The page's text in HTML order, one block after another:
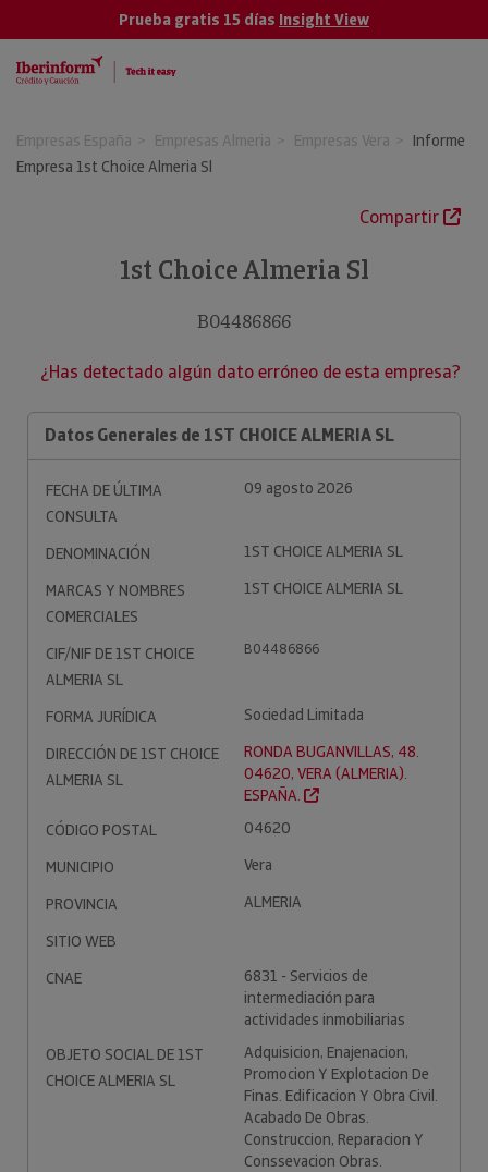
Prueba gratis 15 días Insight View
Empresas España Empresas Almeria Empresas Vera
Informe
Empresa 1st Choice Almeria Sl
Compartir
1st Choice Almeria Sl
B04486866
¿Has detectado algún dato erróneo de esta empresa?
Datos Generales de 1ST CHOICE ALMERIA SL
FECHA DE ÚLTIMA
CONSULTA
09 agosto 2026
DENOMINACIÓN
1ST CHOICE ALMERIA SL
MARCAS Y NOMBRES
COMERCIALES
1ST CHOICE ALMERIA SL
CIF/NIF DE 1ST CHOICE
ALMERIA SL
B04486866
FORMA JURÍDICA
Sociedad Limitada
DIRECCIÓN DE 1ST CHOICE
ALMERIA SL
RONDA BUGANVILLAS, 48.
04620, VERA (ALMERIA).
ESPAÑA.
CÓDIGO POSTAL
04620
MUNICIPIO
Vera
PROVINCIA
ALMERIA
SITIO WEB
CNAE
6831 - Servicios de
intermediación para
actividades inmobiliarias
OBJETO SOCIAL DE 1ST
CHOICE ALMERIA SL
Adquisicion, Enajenacion,
Promocion Y Explotacion De
Finas. Edificacion Y Obra Civil.
Acabado De Obras.
Construccion, Reparacion Y
Conssevacion Obras.